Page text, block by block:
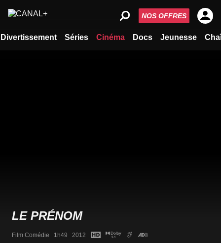
Divertissement Séries Cinéma Docs Jeunesse
NOS OFFRES
LE PRÉNOM
Film Comédie   1h49   2012